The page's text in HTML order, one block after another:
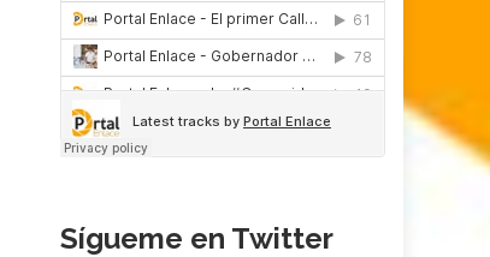
Sígueme en Twitter